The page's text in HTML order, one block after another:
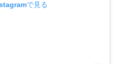
で見る